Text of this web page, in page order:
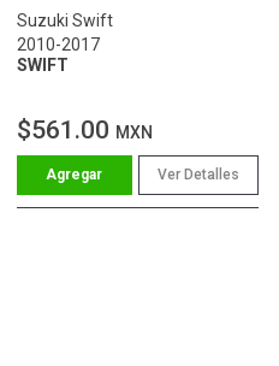
Suzuki Swift
2010-2017
SWIFT
$561.00 MXN
Ver Detalles